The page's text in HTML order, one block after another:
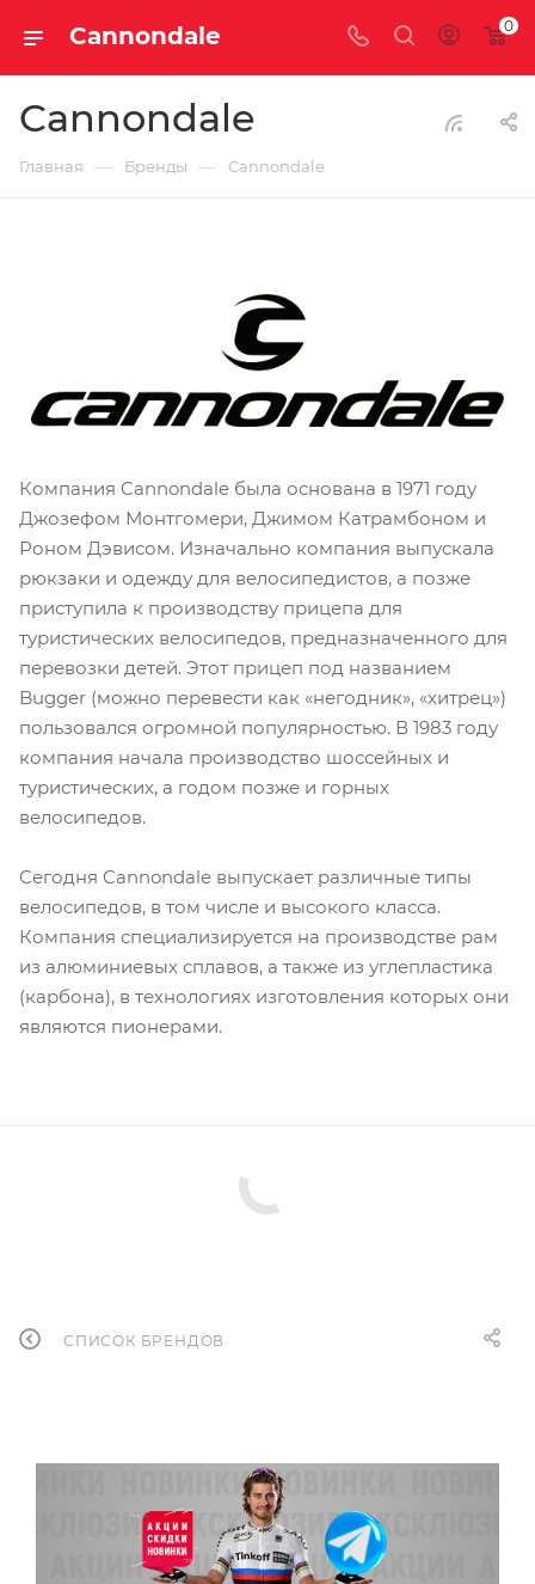
Cannondale 0
Cannondale
Главная — Бренды — Cannondale
Компания Cannondale была основана в 1971 году
Джозефом Монтгомери, Джимом Катрамбоном и
Роном Дэвисом. Изначально компания выпускала
рюкзаки и одежду для велосипедистов, а позже
приступила к производству прицепа для
туристических велосипедов, предназначенного для
перевозки детей. Этот прицеп под названием
Bugger (можно перевести как «негодник», «хитрец»)
пользовался огромной популярностью. В 1983 году
компания начала производство шоссейных и
туристических, а годом позже и горных
велосипедов.
Сегодня Cannondale выпускает различные типы
велосипедов, в том числе и высокого класса.
Компания специализируется на производстве рам
из алюминиевых сплавов, а также из углепластика
(карбона), в технологиях изготовления которых они
являются пионерами.
СПИСОК БРЕНДОВ